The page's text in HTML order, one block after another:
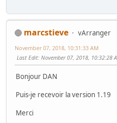
marcstieve
vArranger
November 07, 2018, 10:31:33 AM
Last Edit: November 07, 2018, 10:32:28
Bonjour DAN
Puis-je recevoir la version 1.19
Merci